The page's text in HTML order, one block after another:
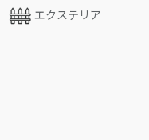
エクステリア